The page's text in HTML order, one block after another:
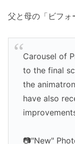
父と母の「ビフォ
Carousel of
to the final
the
have also
📷"New"